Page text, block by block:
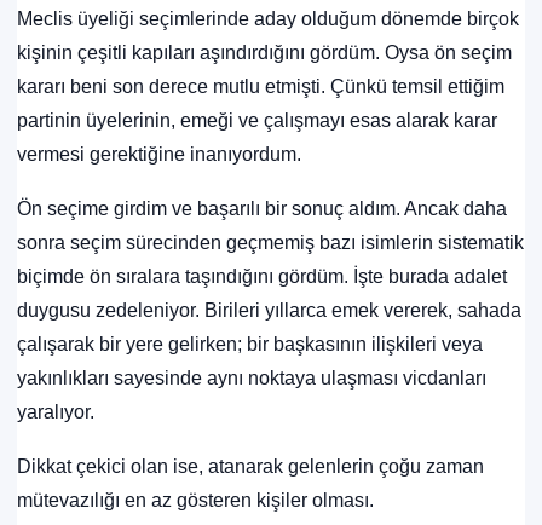
Meclis üyeliği seçimlerinde aday olduğum dönemde birçok
kişinin çeşitli kapıları aşındırdığını gördüm. Oysa ön seçim
kararı beni son derece mutlu etmişti. Çünkü temsil ettiğim
partinin üyelerinin, emeği ve çalışmayı esas alarak karar
vermesi gerektiğine inanıyordum.
Ön seçime girdim ve başarılı bir sonuç aldım. Ancak daha
sonra seçim sürecinden geçmemiş bazı isimlerin sistematik
biçimde ön sıralara taşındığını gördüm. İşte burada adalet
duygusu zedeleniyor. Birileri yıllarca emek vererek, sahada
çalışarak bir yere gelirken; bir başkasının ilişkileri veya
yakınlıkları sayesinde aynı noktaya ulaşması vicdanları
yaralıyor.
Dikkat çekici olan ise, atanarak gelenlerin çoğu zaman
mütevazılığı en az gösteren kişiler olması.